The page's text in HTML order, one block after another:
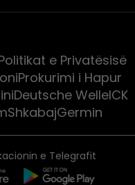
e Privatësisë
Prokurimi i Hapur
Deutsche WelleICK
ShkabajGermin
e Telegrafit